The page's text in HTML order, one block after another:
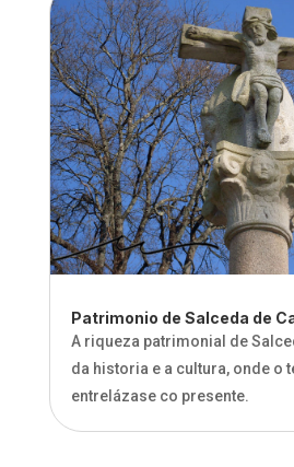
Patrimonio de Salceda de
A riqueza patrimonial de
da historia e a cultura, onde o
entrelázase co presente.